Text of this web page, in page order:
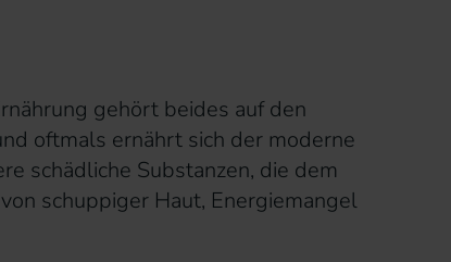
gehört beides auf den
oftmals ernährt sich der moderne
schädliche Substanzen, die dem
schuppiger Haut, Energiemangel